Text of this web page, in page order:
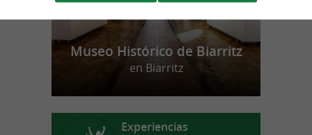
Museo Histórico de Biarritz
en Biarritz
Experiencias